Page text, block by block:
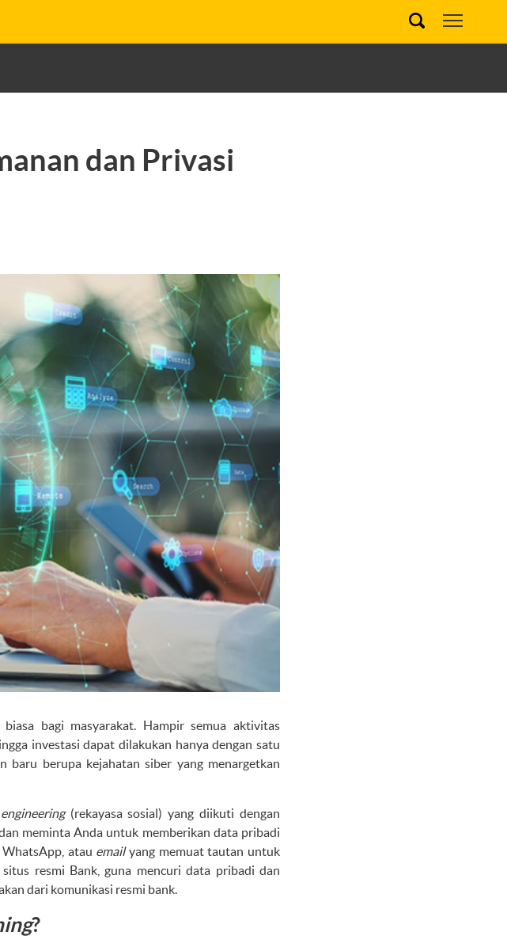
dan Privasi
bagi masyarakat. Hampir semua aktivitas
investasi dapat dilakukan hanya dengan satu
baru berupa kejahatan siber yang menargetkan
(rekayasa sosial) yang diikuti dengan
meminta Anda untuk memberikan data pribadi
atau emailyang memuat tautan untuk
resmi Bank, guna mencuri data pribadi dan
dari komunikasi resmi bank.
?